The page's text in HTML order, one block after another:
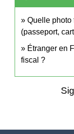
Quelle photo
(passeport,
Étranger en
fiscal ?